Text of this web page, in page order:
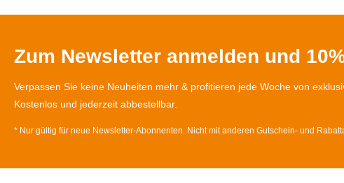
Zum Newsletter anmelden und
Verpassen Sie keine Neuheiten mehr & profitieren jede Woche von
Kostenlos und jederzeit abbestellbar.
* Nur gültig für neue Newsletter-Abonnenten. Nicht mit anderen Gutschein- und